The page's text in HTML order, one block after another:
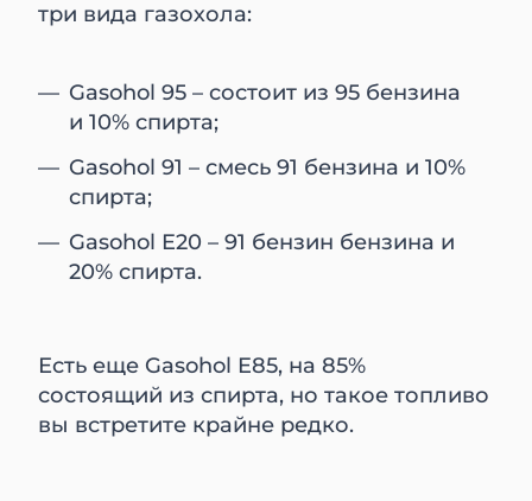
три вида газохола:
Gasohol 95 – состоит из 95 бензина
и 10% спирта;
Gasohol 91 – смесь 91 бензина и 10%
спирта;
Gasohol E20 – 91 бензин бензина и
20% спирта.
Есть еще Gasohol E85, на 85%
состоящий из спирта, но такое топливо
вы встретите крайне редко.